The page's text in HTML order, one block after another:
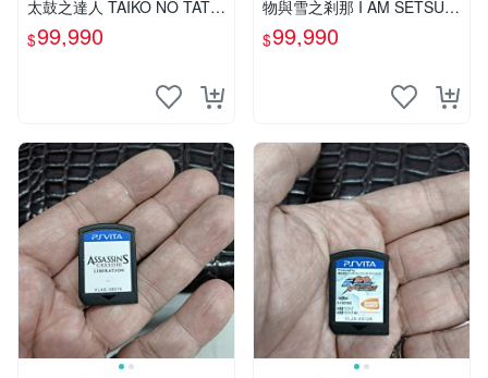
太鼓之達人 TAIKO NO TATS
UJIN V VERSION 中文版
【台中恐龍電玩】
$99,990
物與雪之剎那 I AM SETSUN
日文版【台中恐龍電玩】
$99,990